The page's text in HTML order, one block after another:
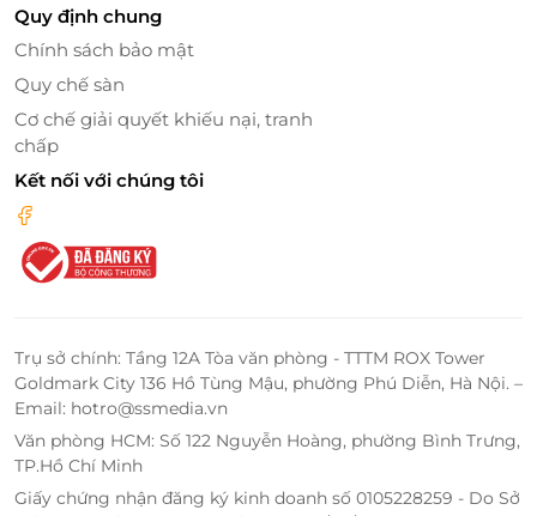
Đôi nét về hệ thống siêu thị hàng Nhật
nội địa Sakuko
Ra mắt thị trường vào ngày 5/9/2011 với thương hiệu
Sakuko, được biết đến là doanh nghiệp tiên phong
trong lĩnh vực phân phối và bán lẻ hàng Nhật nội địa
tại Việt Nam, đánh dấu hành trình 13 năm hoạt động,
trong việc kết nối và phân phối các sản phẩm, dịch
vụ Nhật Bản chính hãng, chất lượng cao tại thị
trường Việt Nam.
Quy định chung
Chính sách bảo mật
Quy chế sàn
Cơ chế giải quyết khiếu nại, tranh
chấp
Kết nối với chúng tôi
Trụ sở chính: Tầng 12A Tòa văn phòng - TTTM ROX Tower
Goldmark City 136 Hồ Tùng Mậu, phường Phú Diễn, Hà Nội. –
Email: hotro@ssmedia.vn
Văn phòng HCM: Số 122 Nguyễn Hoàng, phường Bình Trưng,
TP.Hồ Chí Minh
Giấy chứng nhận đăng ký kinh doanh số 0105228259 - Do Sở